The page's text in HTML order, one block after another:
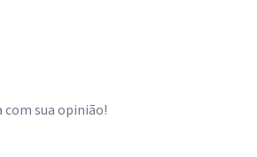
sua opinião!